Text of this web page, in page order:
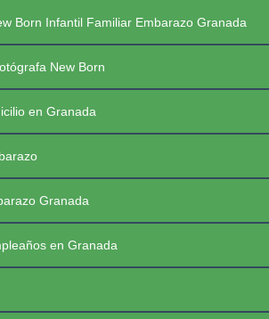
al
contenido
Born Infantil Familiar Embarazo Granada
New Born
en Granada
Granada
en Granada
PREGUNTAS FRECUENTES
PRIMERAS COMUNIONES
FotoBaby